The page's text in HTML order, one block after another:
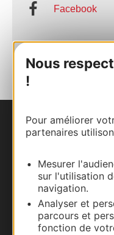
Nous
!
Pour améliorer
partenaires
Mesurer
sur l'utilisation
navigation.
Analyser et
parcours et
fonction de
Facebook
AJOUTER
Nous
Carte
Documentation